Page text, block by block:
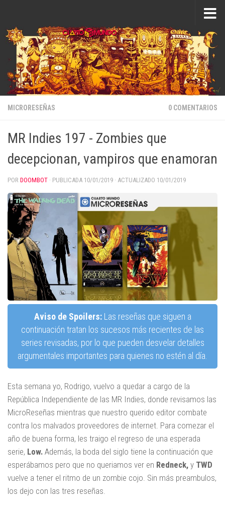
MICRORESEÑAS 0 COMENTARIOS
MR Indies 197 - Zombies que
decepcionan, vampiros que enamoran
POR DOOMBOT · PUBLICADA 10/01/2019 · ACTUALIZADO 10/01/2019
Aviso de Spoilers:Las reseñas que siguen a
continuación tratan los sucesos más recientes de las
series revisadas, por lo que pueden desvelar detalles
argumentales importantes para quienes no estén al día.
Esta semana yo, Rodrigo, vuelvo a quedar a cargo de la
República Independiente de las MR Indies, donde revisamos las
MicroReseñas mientras que nuestro querido editor combate
contra los malvados proveedores de internet. Para comezar el
año de buena forma, les traigo el regreso de una esperada
serie, Low. Además, la boda del siglo tiene la continuación que
esperábamos pero que no queriamos ver en Redneck, y TWD
vuelve a tener el ritmo de un zombie cojo. Sin más preambulos,
los dejo con las tres reseñas.